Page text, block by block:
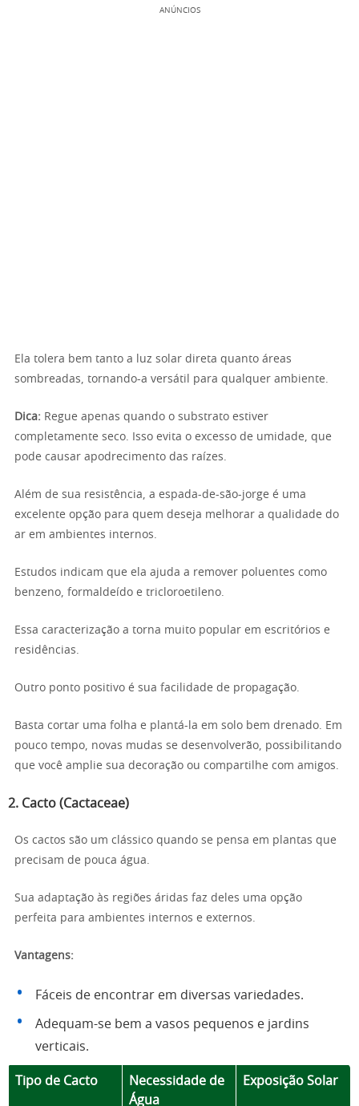
ANÚNCIOS
Ela tolera bem tanto a luz solar direta quanto áreas
sombreadas, tornando-a versátil para qualquer ambiente.
Dica: Regue apenas quando o substrato estiver
completamente seco. Isso evita o excesso de umidade, que
pode causar apodrecimento das raízes.
Além de sua resistência, a espada-de-são-jorge é uma
excelente opção para quem deseja melhorar a qualidade do
ar em ambientes internos.
Estudos indicam que ela ajuda a remover poluentes como
benzeno, formaldeído e tricloroetileno.
Essa caracterização a torna muito popular em escritórios e
residências.
Outro ponto positivo é sua facilidade de propagação.
Basta cortar uma folha e plantá-la em solo bem drenado. Em
pouco tempo, novas mudas se desenvolverão, possibilitando
que você amplie sua decoração ou compartilhe com amigos.
2. Cacto (Cactaceae)
Os cactos são um clássico quando se pensa em plantas que
precisam de pouca água.
Sua adaptação às regiões áridas faz deles uma opção
perfeita para ambientes internos e externos.
Vantagens:
Fáceis de encontrar em diversas variedades.
Adequam-se bem a vasos pequenos e jardins
verticais.
Tipo de Cacto
Necessidade de
Água
Exposição Solar